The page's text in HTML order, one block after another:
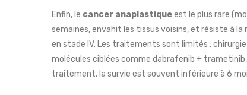
Enfin, le cancer anaplastiqueest le plus rare
semaines, envahit les tissus voisins, et résiste à
en stade IV. Les traitements sont limités :
molécules ciblées comme dabrafenib +
traitement, la survie est souvent inférieure à 6